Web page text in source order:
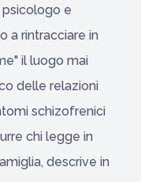
e
a rintracciare in
il luogo mai
delle relazioni
schizofrenici
chi legge in
descrive in